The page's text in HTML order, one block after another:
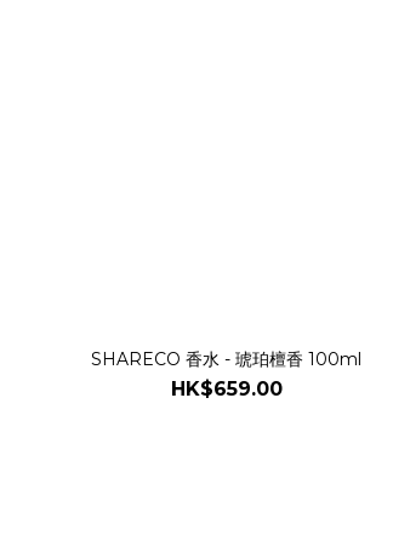
SHARECO 香水 - 琥珀檀香 100ml
HK$659.00